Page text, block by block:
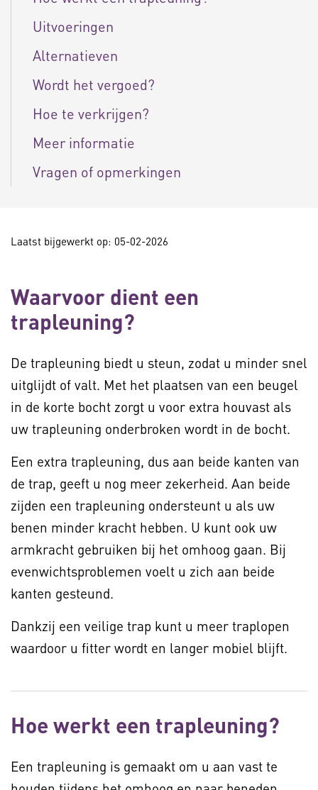
Uitvoeringen
Alternatieven
Wordt het vergoed?
Hoe te verkrijgen?
Meer informatie
Vragen of opmerkingen
Laatst bijgewerkt op: 05-02-2026
Waarvoor dient een
trapleuning?
De trapleuning biedt u steun, zodat u minder snel
uitglijdt of valt. Met het plaatsen van een beugel
in de korte bocht zorgt u voor extra houvast als
uw trapleuning onderbroken wordt in de bocht.
Een extra trapleuning, dus aan beide kanten van
de trap, geeft u nog meer zekerheid. Aan beide
zijden een trapleuning ondersteunt u als uw
benen minder kracht hebben. U kunt ook uw
armkracht gebruiken bij het omhoog gaan. Bij
evenwichtsproblemen voelt u zich aan beide
kanten gesteund.
Dankzij een veilige trap kunt u meer traplopen
waardoor u fitter wordt en langer mobiel blijft.
Hoe werkt een trapleuning?
Een trapleuning is gemaakt om u aan vast te